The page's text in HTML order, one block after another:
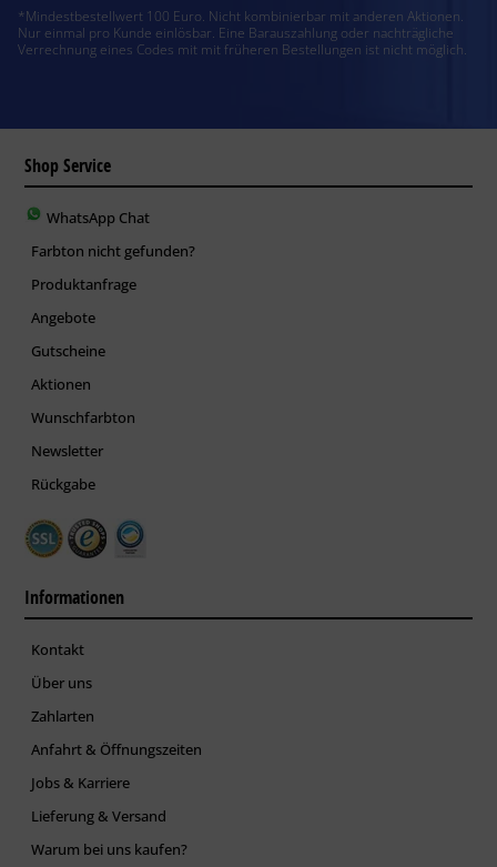
*Mindestbestellwert 100 Euro. Nicht kombinierbar mit anderen Aktionen.
Nur einmal pro Kunde einlösbar. Eine Barauszahlung oder nachträgliche
Verrechnung eines Codes mit mit früheren Bestellungen ist nicht möglich.
Shop Service
WhatsApp Chat
Farbton nicht gefunden?
Produktanfrage
Angebote
Gutscheine
Aktionen
Wunschfarbton
Newsletter
Rückgabe
Informationen
Kontakt
Über uns
Zahlarten
Anfahrt & Öffnungszeiten
Jobs & Karriere
Lieferung & Versand
Warum bei uns kaufen?